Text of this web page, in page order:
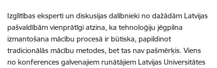
Izglītības eksperti un diskusijas dalībnieki no dažādām Latvijas
pašvaldībām vienprātīgi atzina, ka tehnoloģiju jēgpilna
izmantošana mācību procesā ir būtiska, papildinot
tradicionālās mācību metodes, bet tas nav pašmērķis. Viens
no konferences galvenajiem runātājiem Latvijas Universitātes